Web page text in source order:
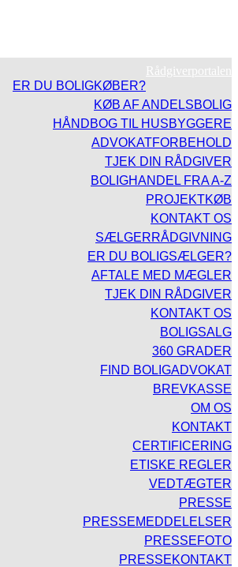
Rådgiverportalen
ER DU BOLIGKØBER?
KØB AF ANDELSBOLIG
HÅNDBOG TIL HUSBYGGERE
ADVOKATFORBEHOLD
TJEK DIN RÅDGIVER
BOLIGHANDEL FRA A-Z
PROJEKTKØB
KONTAKT OS
SÆLGERRÅDGIVNING
ER DU BOLIGSÆLGER?
AFTALE MED MÆGLER
TJEK DIN RÅDGIVER
KONTAKT OS
BOLIGSALG
360 GRADER
FIND BOLIGADVOKAT
BREVKASSE
OM OS
KONTAKT
CERTIFICERING
ETISKE REGLER
VEDTÆGTER
PRESSE
PRESSEMEDDELELSER
PRESSEFOTO
PRESSEKONTAKT